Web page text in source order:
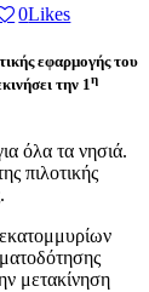
0Likes
εφαρμογής του
την 1η
όλα τα νησιά.
πιλοτικής
μετακίνηση